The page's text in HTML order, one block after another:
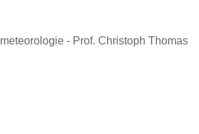
- Prof. Christoph Thomas